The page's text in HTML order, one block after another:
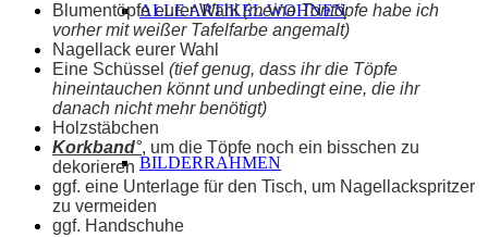
ALLE ARTIKEL WOHNEN
BILDERRAHMEN
Blumentöpfe eurer Wahl(meine Tontöpfe habe ich
vorher mit weißer Tafelfarbe angemalt)
Nagellack eurer Wahl
Eine Schüssel (tief genug, dass ihr die Töpfe
hineintauchen könnt und unbedingt eine, die ihr
danach nicht mehr benötigt)
Holzstäbchen
Korkband°, um die Töpfe noch ein bisschen zu
dekorieren
ggf. eine Unterlage für den Tisch, um Nagellackspritzer
zu vermeiden
ggf. Handschuhe